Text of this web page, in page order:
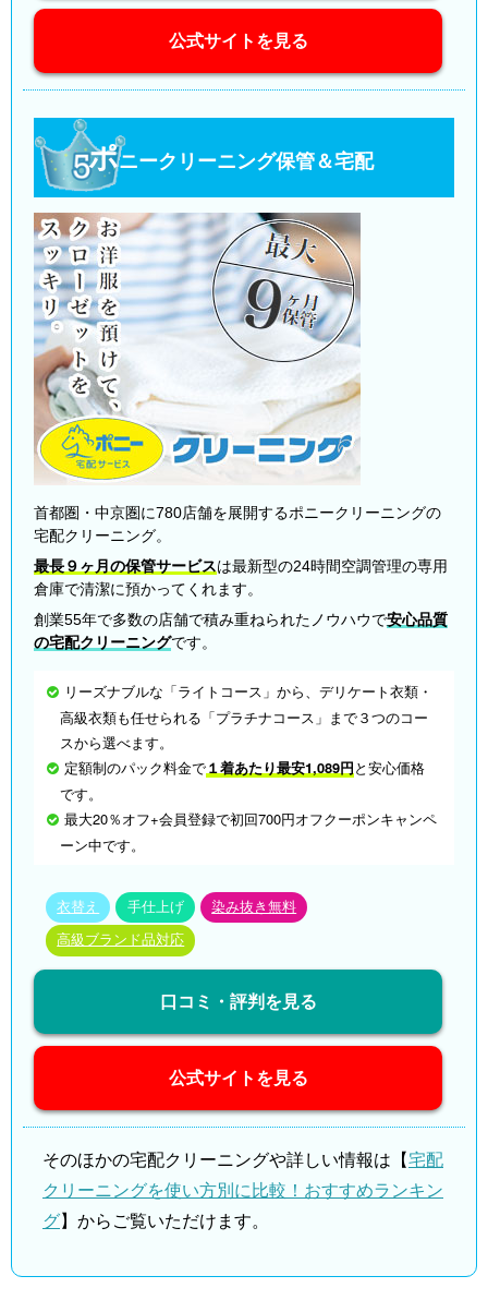
公式サイトを見る
ポニークリーニング保管＆宅配
首都圏・中京圏に780店舗を展開するポニークリーニングの
宅配クリーニング。
最長９ヶ月の保管サービスは最新型の24時間空調管理の専用
倉庫で清潔に預かってくれます。
創業55年で多数の店舗で積み重ねられたノウハウで安心品質
の宅配クリーニングです。
リーズナブルな「ライトコース」から、デリケート衣類・
高級衣類も任せられる「プラチナコース」まで３つのコー
スから選べます。
定額制のパック料金で１着あたり最安1,089円と安心価格
です。
最大20％オフ+会員登録で初回700円オフクーポンキャンペ
ーン中です。
衣替え 手仕上げ 染み抜き無料
高級ブランド品対応
口コミ・評判を見る
公式サイトを見る
そのほかの宅配クリーニングや詳しい情報は【宅配
クリーニングを使い方別に比較！おすすめランキン
グ】からご覧いただけます。